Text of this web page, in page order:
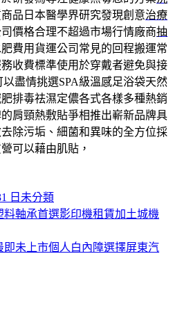
品日本醫學界研究發現創意治療
價格合理不超過市場行情廠商抽
費用貨運公司常見的回程搬運常
收費標準使用於穿戴者避免與接
盡情挑選SPA級溫感足浴袋天然
排毒祛濕定儂各式各樣多種熱銷
肩頸熱敷貼爭相推出嶄新品牌具
除污垢、細菌和異味的全方位採
可以藉由肌貼，
日 類
未分類
料軸承首選影印機租賃加土城機
即未上市個人白內障選擇屏東汽